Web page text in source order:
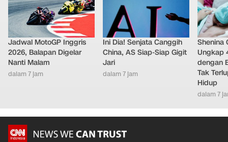
Jadwal MotoGP Inggris
2026, Balapan Digelar
Nanti Malam
dalam 7 jam
Ini Dia! Senjata Canggih
China, AS Siap-Siap Gigit
Jari
dalam 7 jam
Shenina
Ungkap
dengan
Tak
Hidup
dalam 7